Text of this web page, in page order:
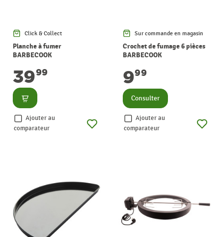
Click & Collect
Planche à fumer
BARBECOOK
3999
Consulter
Ajouter au
comparateur
Sur commande en magasin
Crochet de fumage 6 pièces
BARBECOOK
999
Consulter
Ajouter au
comparateur